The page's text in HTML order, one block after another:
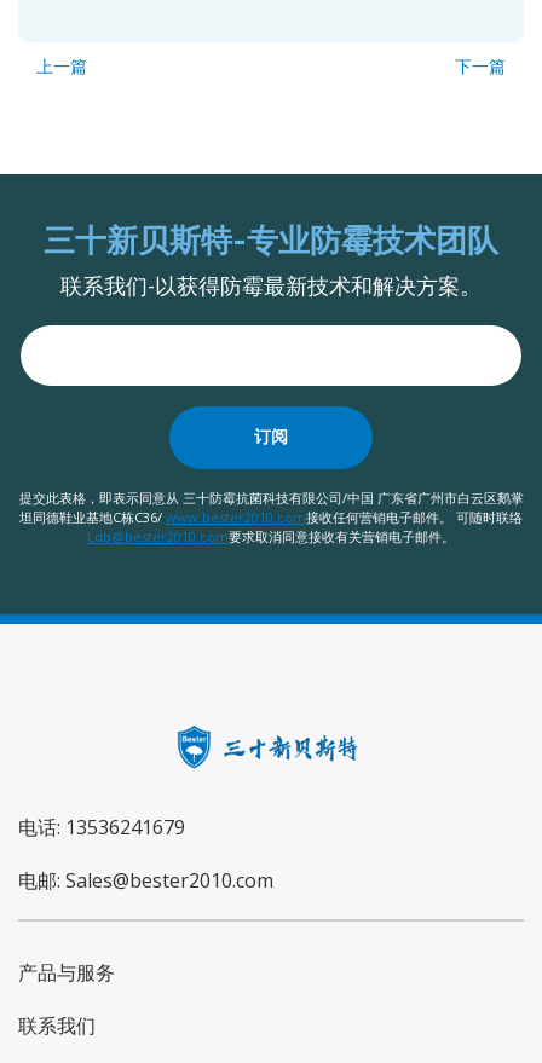
上一篇 下一篇
三十新贝斯特-专业防霉技术团队
联系我们-以获得防霉最新技术和解决方案。
订阅
提交此表格，即表示同意从 三十防霉抗菌科技有限公司/中国 广东省广州市白云区鹅掌
坦同德鞋业基地C栋C36/ www.bester2010.com接收任何营销电子邮件。 可随时联络
Lqb@bester2010.com要求取消同意接收有关营销电子邮件。
电话: 13536241679
电邮: Sales@bester2010.com
产品与服务
联系我们